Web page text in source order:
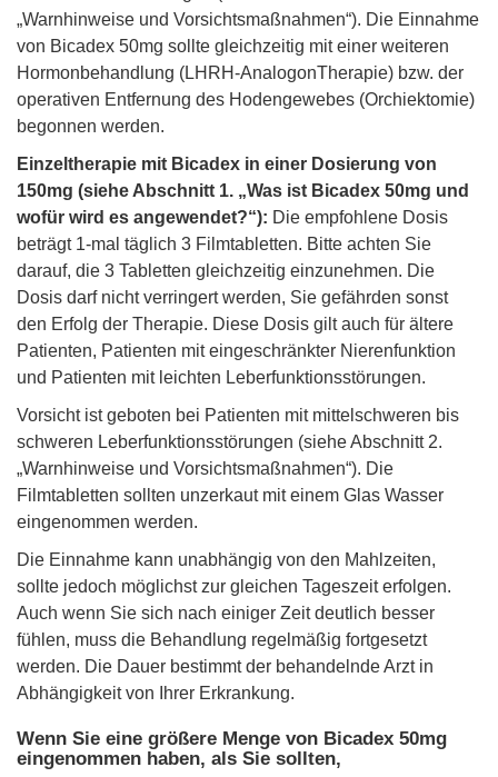
„Warnhinweise und Vorsichtsmaßnahmen“). Die Einnahme
von Bicadex 50mg sollte gleichzeitig mit einer weiteren
Hormonbehandlung (LHRH-AnalogonTherapie) bzw. der
operativen Entfernung des Hodengewebes (Orchiektomie)
begonnen werden.
Einzeltherapie mit Bicadex in einer Dosierung von
150mg (siehe Abschnitt 1. „Was ist Bicadex 50mg und
wofür wird es angewendet?“): Die empfohlene Dosis
beträgt 1-mal täglich 3 Filmtabletten. Bitte achten Sie
darauf, die 3 Tabletten gleichzeitig einzunehmen. Die
Dosis darf nicht verringert werden, Sie gefährden sonst
den Erfolg der Therapie. Diese Dosis gilt auch für ältere
Patienten, Patienten mit eingeschränkter Nierenfunktion
und Patienten mit leichten Leberfunktionsstörungen.
Vorsicht ist geboten bei Patienten mit mittelschweren bis
schweren Leberfunktionsstörungen (siehe Abschnitt 2.
„Warnhinweise und Vorsichtsmaßnahmen“). Die
Filmtabletten sollten unzerkaut mit einem Glas Wasser
eingenommen werden.
Die Einnahme kann unabhängig von den Mahlzeiten,
sollte jedoch möglichst zur gleichen Tageszeit erfolgen.
Auch wenn Sie sich nach einiger Zeit deutlich besser
fühlen, muss die Behandlung regelmäßig fortgesetzt
werden. Die Dauer bestimmt der behandelnde Arzt in
Abhängigkeit von Ihrer Erkrankung.
Wenn Sie eine größere Menge von Bicadex 50mg
eingenommen haben, als Sie sollten,